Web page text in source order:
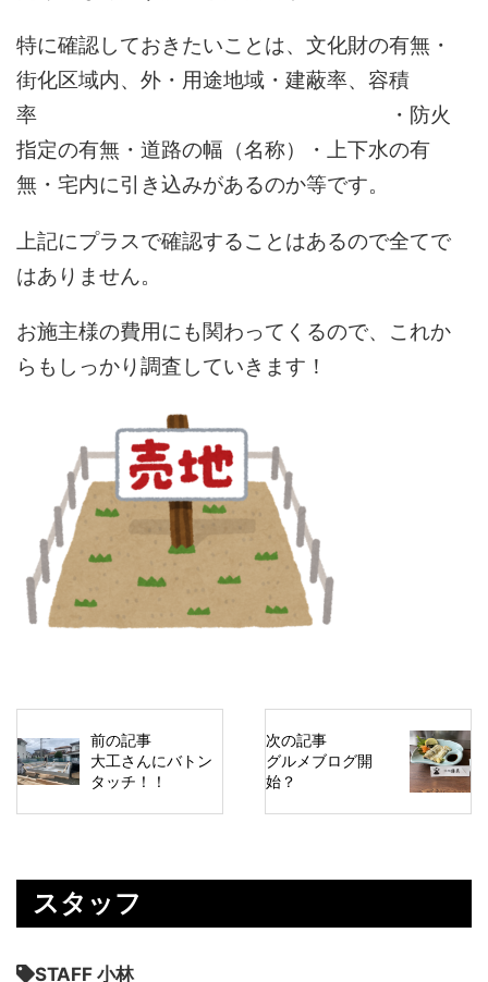
特に確認しておきたいことは、文化財の有無・
街化区域内、外・用途地域・建蔽率、容積
率 ・防火
指定の有無・道路の幅（名称）・上下水の有
無・宅内に引き込みがあるのか等です。
上記にプラスで確認することはあるので全てで
はありません。
お施主様の費用にも関わってくるので、これか
らもしっかり調査していきます！
前の記事
大工さんにバトン
タッチ！！
次の記事
グルメブログ開
始？
スタッフ
STAFF 小林